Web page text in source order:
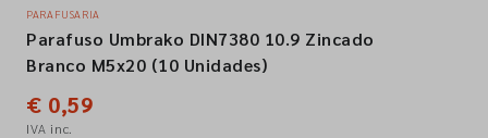
Siga-nos nas redes sociais
PARAFUSARIA
Parafuso Umbrako DIN7380 10.9 Zincado
Branco M5x20 (10 Unidades)
€ 0,59
IVA inc.